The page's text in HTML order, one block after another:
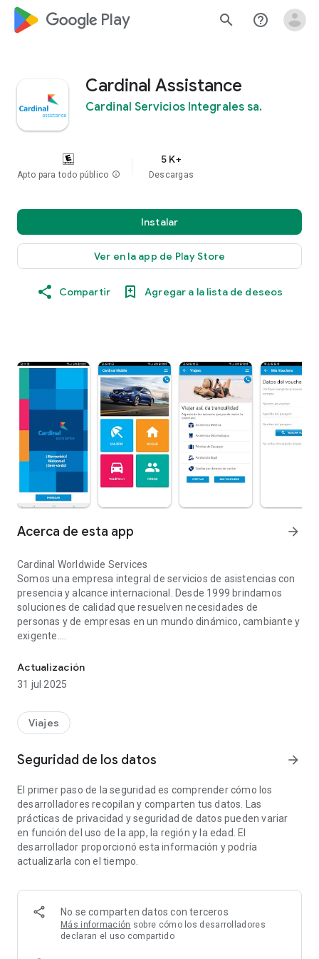
google_logo Play search help_outline
Cardinal Assistance
Cardinal Servicios Integrales sa.
Apto para todo público info
5 K+
Descargas
Instalar
Ver en la app de Play Store
Compartir Agregar a la lista de deseos
Acerca de esta app arrow_forward
Cardinal Worldwide Services
Somos una empresa integral de servicios de asistencias con
presencia y alcance internacional. Desde 1999 brindamos
soluciones de calidad que resuelven necesidades de
personas y de empresas en un mundo dinámico, cambiante y
exigente.
Contamos con oﬁcinas en Argentina, Brasil, USA, Uruguay y
30 representaciones en América Latina. Centrales operativas
multilingües 24x365 en Argentina, Brasil y USA.
medio millón de hogares cubiertos. Brindamos más de
300.000 asistencias al año: personas, vehículos y hogares.
La Red Internacional de Prestadores de Cardinal Assistance,
importantes del mundo y a las empresas especializadas en
Asistencia a viajeros, garantizando así la calidad de nuestros
servicios. Poseemos una red global con 45 coordinadores
exclusivos en puntos estratégicos, 12.000 prestadores
médicos, profesionales y técnicos. Tenemos la solución más
rápida y eficaz ante una emergencia.
identiﬁcados y monitoreados desde la central de atención,
asegurando la calidad de la prestación.
La aplicación Cardinal Assistance mejora la capacidad de
Actualización
31 jul 2025
Viajes
Seguridad de los datos arrow_forward
El primer paso de la seguridad es comprender cómo los
desarrolladores recopilan y comparten tus datos. Las
prácticas de privacidad y seguridad de datos pueden variar
en función del uso de la app, la región y la edad. El
desarrollador proporcionó esta información y podría
actualizarla con el tiempo.
No se comparten datos con terceros
Más información sobre cómo los desarrolladores
declaran el uso compartido